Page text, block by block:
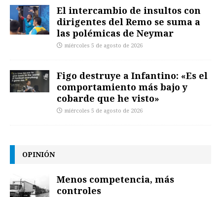
El intercambio de insultos con
dirigentes del Remo se suma a
las polémicas de Neymar
miércoles 5 de agosto de 2026
Figo destruye a Infantino: «Es el
comportamiento más bajo y
cobarde que he visto»
miércoles 5 de agosto de 2026
OPINIÓN
Menos competencia, más
controles